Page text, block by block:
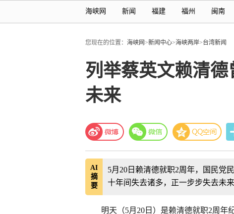
海峡网 新闻 福建 福州 闽南
您现在的位置： 海峡网>新闻中心>海峡两岸>台湾新闻
列举蔡英文赖清
未来
AI
摘
要
5月20日赖清德就职2周年，国民党
十年间失去诸多，正一步步失去未来
明天（5月20日）是赖清德就职2周年